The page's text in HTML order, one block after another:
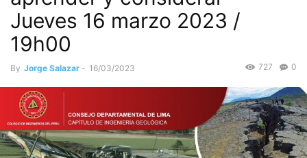
Jueves 16 marzo 2023 /
19h00
By Jorge Salazar - 16/03/2023 0
727